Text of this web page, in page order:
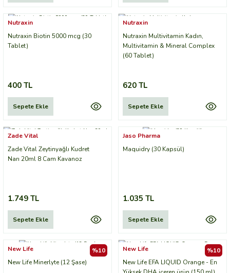
Nutraxin
Nutraxin Biotin 5000 mcg (30
Tablet)
400 TL
Sepete Ekle
Nutraxin
Nutraxin Multivitamin Kadın,
Multivitamin & Mineral Complex
(60 Tablet)
620 TL
Sepete Ekle
Zade Vital
Zade Vital Zeytinyağlı Kudret
Narı 20ml 8 Cam Kavanoz
1.749 TL
Sepete Ekle
Jaso Pharma
Maquidry (30 Kapsül)
1.035 TL
Sepete Ekle
%10
New Life
New Life Minerlyte (12 Şase)
%10
New Life
New Life EFA LIQUID Orange - En